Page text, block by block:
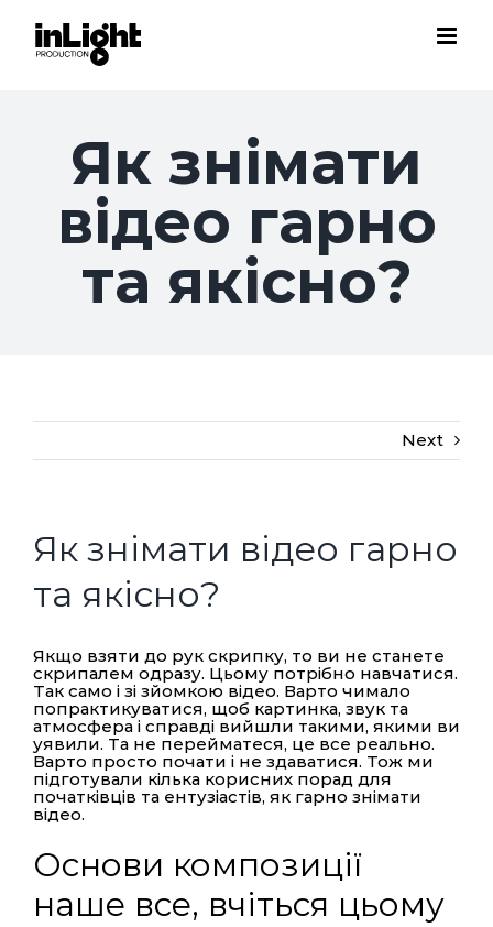
content
Як знімати
відео гарно
та якісно?
Next
Як знімати відео гарно
та якісно?
Якщо взяти до рук скрипку, то ви не станете
скрипалем одразу. Цьому потрібно навчатися.
Так само і зі зйомкою відео. Варто чимало
попрактикуватися, щоб картинка, звук та
атмосфера і справді вийшли такими, якими ви
уявили. Та не перейматеся, це все реально.
Варто просто почати і не здаватися. Тож ми
підготували кілька корисних порад для
початківців та ентузіастів, як гарно знімати
відео.
Основи композиції
наше все, вчіться цьому